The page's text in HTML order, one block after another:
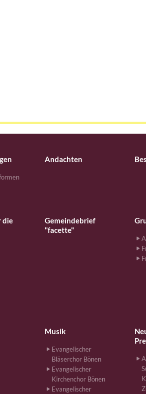
Andachten
die
Gemeindebrief
"facette"
Musik
Evangelischer
Bläserchor Bönen
Evangelischer
Kirchenchor Bönen
Evangelischer